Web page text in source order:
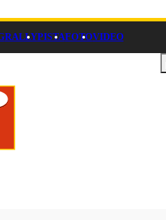
RALLYPISTAFOTOVIDEO